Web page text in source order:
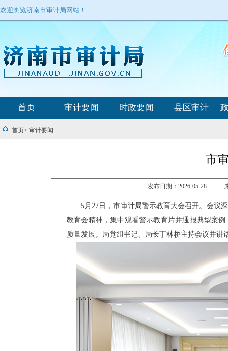
欢迎浏览济南市审计局网站！
首页 审计要闻 时政要闻 县区审计
首页> 审计要闻
市
发布日期：2026-05-28
5月27日，市审计局警示教育大会召开。会议
教育会精神，集中观看警示教育片并通报典型案
质量发展。局党组书记、局长丁林桥主持会议并讲